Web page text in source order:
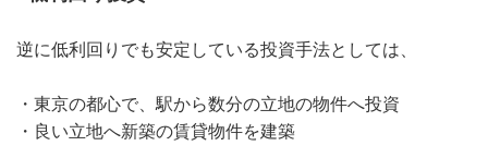
逆に低利回りでも安定している投資手法としては、
・東京の都心で、駅から数分の立地の物件へ投資
・良い立地へ新築の賃貸物件を建築